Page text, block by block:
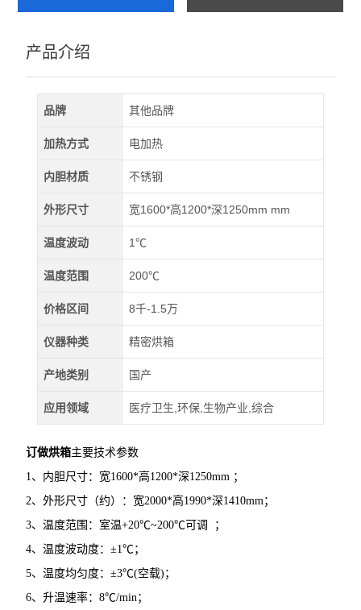
产品介绍
品牌 其他品牌
加热方式 电加热
内胆材质 不锈钢
外形尺寸 宽1600*高1200*深1250mm mm
温度波动 1℃
温度范围 200℃
价格区间 8千-1.5万
仪器种类 精密烘箱
产地类别 国产
应用领域 医疗卫生,环保,生物产业,综合
订做烘箱主要技术参数
1、内胆尺寸：宽1600*高1200*深1250mm ；
2、外形尺寸（约）：宽2000*高1990*深1410mm；
3、温度范围：室温+20℃~200℃可调 ；
4、温度波动度：±1℃；
5、温度均匀度：±3℃(空载)；
6、升温速率：8℃/min；